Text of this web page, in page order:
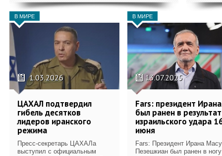
В МИРЕ
1.03.2026
ЦАХАЛ подтвердил
гибель десятков
лидеров иранского
режима
Пресс-секретарь ЦАХАЛа
выступил с официальным
В МИРЕ
13.07.2025
Fars: президент Ирана
был ранен в
израильского удара
июня
Fars: Президент Ирана
Пезешкиан был ранен в